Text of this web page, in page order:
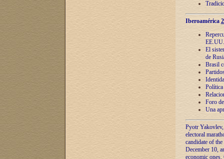
Iberoamérica
EE.UU.
El
de
Brasil
Política
Foro
Una
Pyotr
electoral
candidate of
December 10,
economic